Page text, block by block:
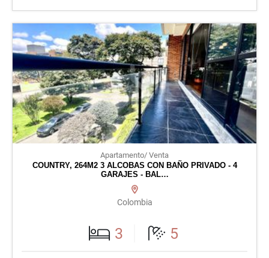
Apartamento/ Venta
COUNTRY, 264M2 3 ALCOBAS CON BAÑO PRIVADO - 4
GARAJES - BAL…
Colombia
3 5